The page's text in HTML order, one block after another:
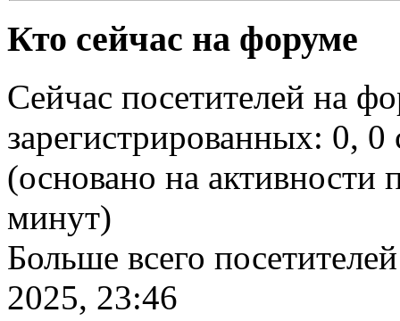
Кто сейчас на форуме
Сейчас посетителей на
зарегистрированных: 0,
(основано на активности
минут)
Больше всего
2025, 23:46